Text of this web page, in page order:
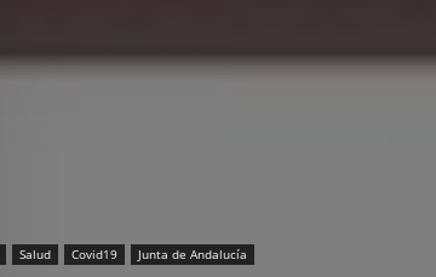
Salud Covid19 Junta de Andalucía